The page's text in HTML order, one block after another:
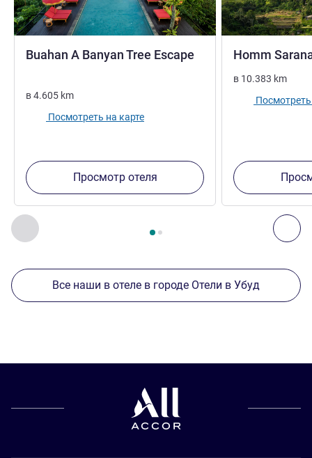
Назад - Другие отели поблизости
Страница , Другие отели поблизости 1 :, Другие
Buahan A Banyan Tree Escape 5 звезды
в4.605 km
Посмотреть на карте
Просмотр отеля
Homm
в 10.383 km
Посмотреть
Все наши в отеле в городе Отели в Убуд